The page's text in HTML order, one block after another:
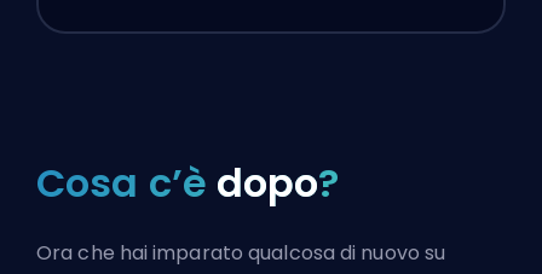
Cosa c’è dopo?
Ora che hai imparato qualcosa di nuovo su